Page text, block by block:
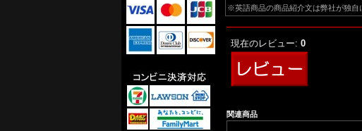
※英語商品の商品紹介文は弊社が独自
現在のレビュー: 0
関連商品